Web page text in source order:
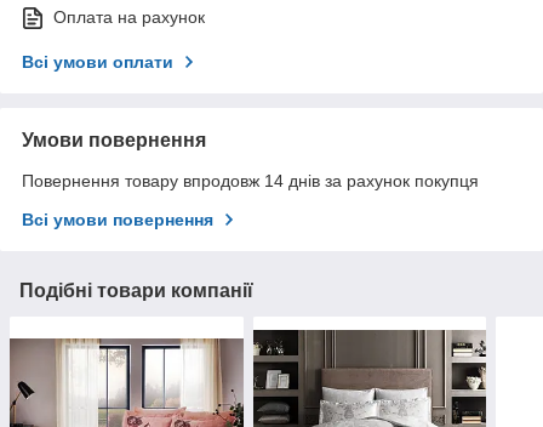
Оплата на рахунок
Всі умови оплати
Умови повернення
Повернення товару впродовж 14 днів за рахунок покупця
Всі умови повернення
Подібні товари компанії